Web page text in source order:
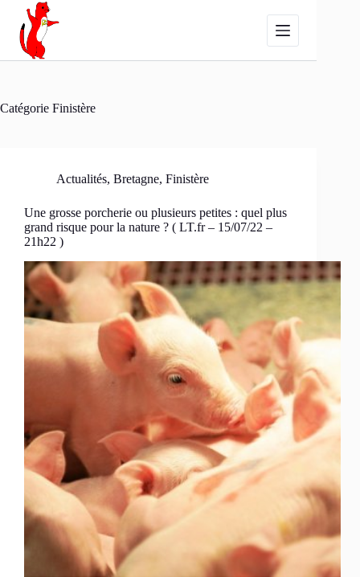
Passer
contenu
Catégorie Finistère
Actualités, Bretagne, Finistère
Une grosse porcherie ou plusieurs petites : quel plus
grand risque pour la nature ? ( LT.fr – 15/07/22 –
21h22 )